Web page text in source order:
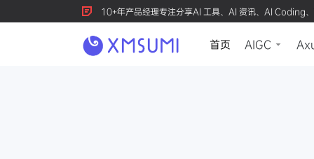
10+年产品经理专注分享AI 工具、AI 资讯、AI Coding
首页 AIGC